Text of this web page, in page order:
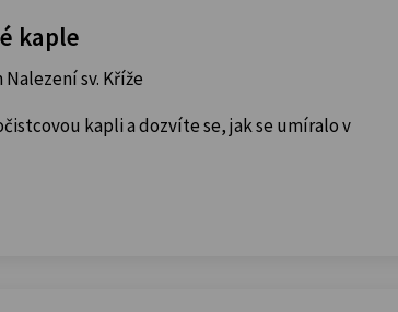
kaple
Nalezení sv. Kříže
kapli a dozvíte se, jak se umíralo v